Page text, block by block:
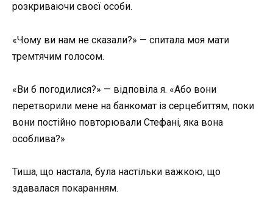
розкриваючи своєї особи.
«Чому ви нам не сказали?» — спитала моя мати
тремтячим голосом.
«Ви б погодилися?» — відповіла я. «Або вони
перетворили мене на банкомат із серцебиттям, поки
вони постійно повторювали Стефані, яка вона
особлива?»
Тиша, що настала, була настільки важкою, що
здавалася покаранням.